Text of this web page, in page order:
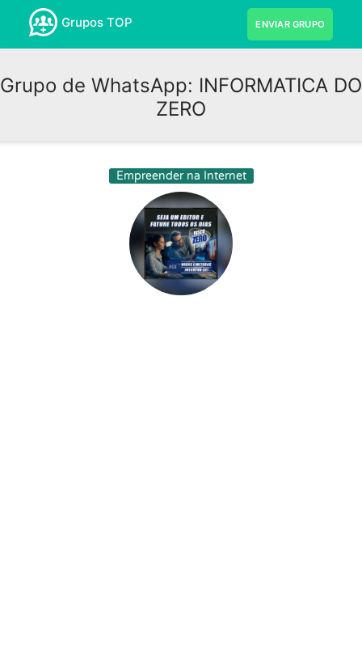
Grupos TOP ENVIAR GRUPO
Grupo de WhatsApp: INFORMATICA DO
ZERO
Empreender na Internet